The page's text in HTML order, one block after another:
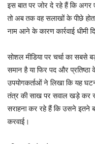
इस बात पर जोर दे रहे हैं कि
तो अब तक वह सलाखों के पीछे
नाम आने के कारण कार्रवाई धीमी
सोशल मीडिया पर चर्चा का सबसे
समान है या फिर पद और प्रतिष्ठा
उपयोगकर्ताओं ने लिखा कि यह
तंत्र की साख पर सवाल खड़े कर
सराहना कर रहे हैं कि उसने इतने
करवाई।